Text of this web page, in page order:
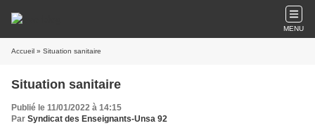
MENU
Accueil » Situation sanitaire
Situation sanitaire
Publié le 11/01/2022 à 14:15
Par Syndicat des Enseignants-Unsa 92